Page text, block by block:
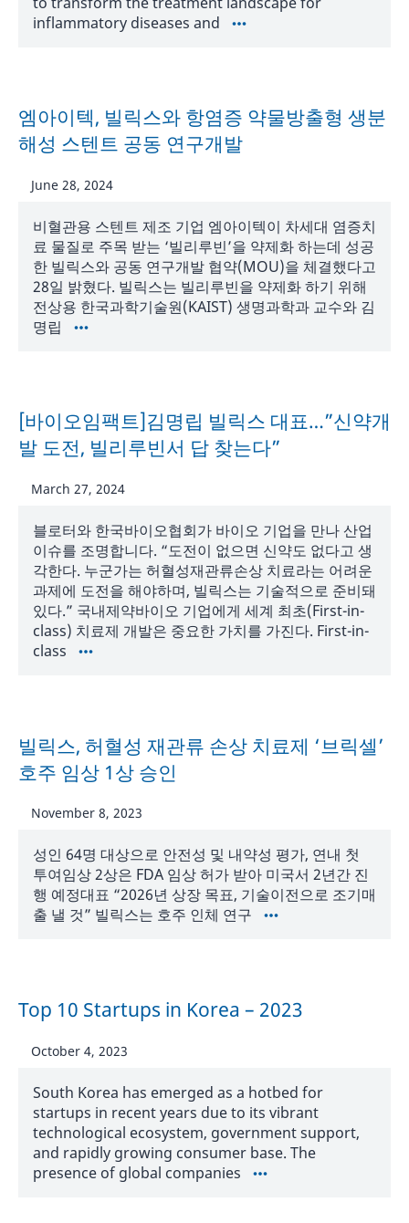
inflammatory diseases and
엠아이텍, 빌릭스와 항염증 약물방출형 생분
해성 스텐트 공동 연구개발
June 28, 2024
비혈관용 스텐트 제조 기업 엠아이텍이 차세대 염증치
료 물질로 주목 받는 ‘빌리루빈’을 약제화 하는데 성공
한 빌릭스와 공동 연구개발 협약(MOU)을 체결했다고
28일 밝혔다. 빌릭스는 빌리루빈을 약제화 하기 위해
전상용 한국과학기술원(KAIST) 생명과학과 교수와 김
명립
[바이오임팩트]김명립 빌릭스 대표…”신약개
발 도전, 빌리루빈서 답 찾는다”
March 27, 2024
블로터와 한국바이오협회가 바이오 기업을 만나 산업
이슈를 조명합니다. “도전이 없으면 신약도 없다고 생
각한다. 누군가는 허혈성재관류손상 치료라는 어려운
과제에 도전을 해야하며, 빌릭스는 기술적으로 준비돼
있다.” 국내제약바이오 기업에게 세계 최초(First-in-
class) 치료제 개발은 중요한 가치를 가진다. First-in-
class
빌릭스, 허혈성 재관류 손상 치료제 ‘브릭셀’
호주 임상 1상 승인
November 8, 2023
성인 64명 대상으로 안전성 및 내약성 평가, 연내 첫
투여임상 2상은 FDA 임상 허가 받아 미국서 2년간 진
행 예정대표 “2026년 상장 목표, 기술이전으로 조기매
출 낼 것” 빌릭스는 호주 인체 연구
Top 10 Startups in Korea – 2023
October 4, 2023
South Korea has emerged as a hotbed for
startups in recent years due to its vibrant
technological ecosystem, government support,
and rapidly growing consumer base. The
presence of global companies